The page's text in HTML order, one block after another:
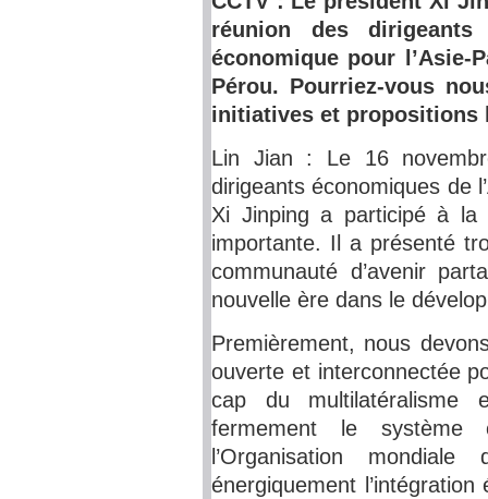
réunion des dirigeants
économique pour l’Asie-
Pérou. Pourriez-vous
initiatives et propositions
Lin Jian : Le 16
dirigeants économiques de
Xi Jinping a participé à la
importante. Il a présenté
communauté d’avenir
nouvelle ère dans le
Premièrement, nous
ouverte et interconnectée
cap du multilatéralisme
fermement le système
l’Organisation
énergiquement